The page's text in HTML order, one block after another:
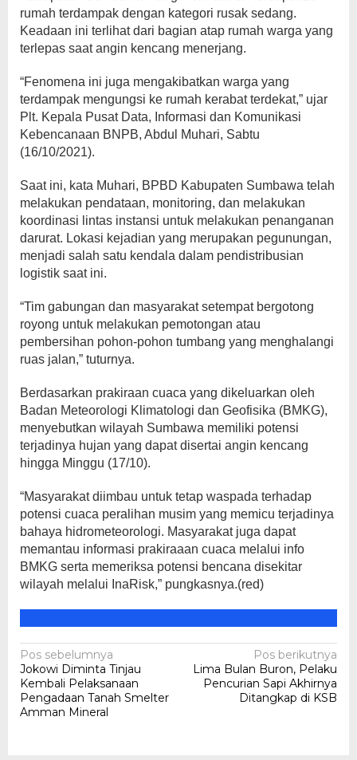
rumah terdampak dengan kategori rusak sedang.
Keadaan ini terlihat dari bagian atap rumah warga yang
terlepas saat angin kencang menerjang.
“Fenomena ini juga mengakibatkan warga yang
terdampak mengungsi ke rumah kerabat terdekat,” ujar
Plt. Kepala Pusat Data, Informasi dan Komunikasi
Kebencanaan BNPB, Abdul Muhari, Sabtu
(16/10/2021).
Saat ini, kata Muhari, BPBD Kabupaten Sumbawa telah
melakukan pendataan, monitoring, dan melakukan
koordinasi lintas instansi untuk melakukan penanganan
darurat. Lokasi kejadian yang merupakan pegunungan,
menjadi salah satu kendala dalam pendistribusian
logistik saat ini.
“Tim gabungan dan masyarakat setempat bergotong
royong untuk melakukan pemotongan atau
pembersihan pohon-pohon tumbang yang menghalangi
ruas jalan,” tuturnya.
Berdasarkan prakiraan cuaca yang dikeluarkan oleh
Badan Meteorologi Klimatologi dan Geofisika (BMKG),
menyebutkan wilayah Sumbawa memiliki potensi
terjadinya hujan yang dapat disertai angin kencang
hingga Minggu (17/10).
“Masyarakat diimbau untuk tetap waspada terhadap
potensi cuaca peralihan musim yang memicu terjadinya
bahaya hidrometeorologi. Masyarakat juga dapat
memantau informasi prakiraaan cuaca melalui info
BMKG serta memeriksa potensi bencana disekitar
wilayah melalui InaRisk,” pungkasnya.(red)
Navigasi
pos
Pos sebelumnya
Jokowi Diminta Tinjau
Kembali Pelaksanaan
Pengadaan Tanah Smelter
Amman Mineral
Pos berikutnya
Lima Bulan Buron, Pelaku
Pencurian Sapi Akhirnya
Ditangkap di KSB